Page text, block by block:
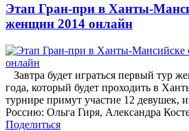
Этап Гран-при в Ханты-
женщин 2014 онлайн
Завтра будет играться первый тур
года, который будет проходить в
турнире примут участие 12 девушек,
Россию: Ольга Гиря, Александра
Поделиться